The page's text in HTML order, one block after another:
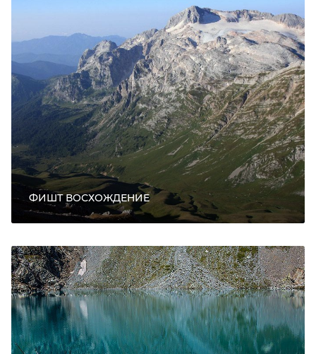
ФИШТ ВОСХОЖДЕНИЕ